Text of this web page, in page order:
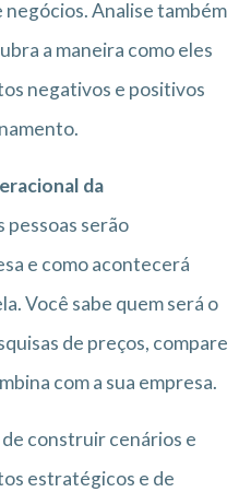
Analise também
a maneira como eles
negativos e positivos
da
pessoas serão
e como acontecerá
Você sabe quem será o
de preços, compare
com a sua empresa.
construir cenários e
estratégicos e de